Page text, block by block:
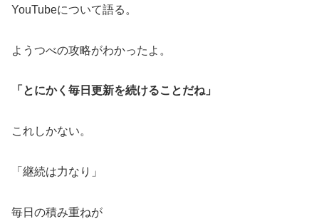
YouTubeについて語る。
ようつべの攻略がわかったよ。
「とにかく毎日更新を続けることだね」
これしかない。
「継続は力なり」
毎日の積み重ねが